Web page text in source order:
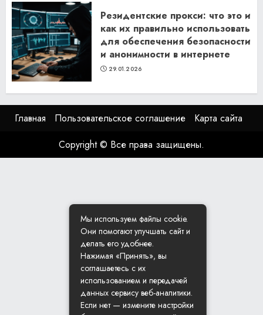
Резидентские прокси: что это и
как их правильно использовать
для обеспечения безопасности
и анонимности в интернете
29.01.2026
Главная Пользовательское соглашение
Карта сайта
Copyright © Все права защищены.
Мы используем файлы cookie.
Они помогают улучшать сайт и
делать его удобнее.
Нажимая «Принять», вы
соглашаетесь с их
использованием и передачей
данных сервису веб-аналитики.
Если нет — измените настройки